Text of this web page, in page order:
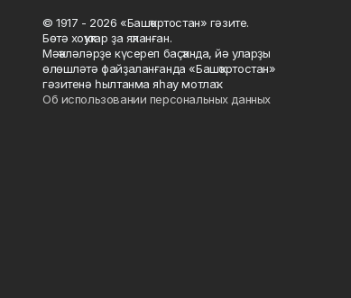
© 1917 - 2026 «Башҡортостан» гәзите.
Бөтә хоҡуҡтар ҙа яҡланған.
Мәҡәләләрҙе күсереп баҫҡанда, йә уларҙы
өлөшләтә файҙаланғанда «Башҡортостан»
гәзитенә һылтанма яһау мотлаҡ.
Об использовании персональных данных